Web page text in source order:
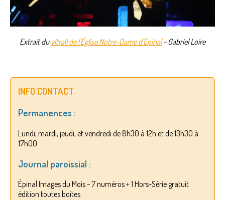
Extrait du vitrail de l'Église Notre-Dame d'Epinal- Gabriel Loire
INFO CONTACT
Permanences :
Lundi, mardi, jeudi, et vendredi de 8h30 à 12h et de 13h30 à
17h00
Journal paroissial :
Épinal Images du Mois - 7 numéros + 1 Hors-Série gratuit
édition toutes boites